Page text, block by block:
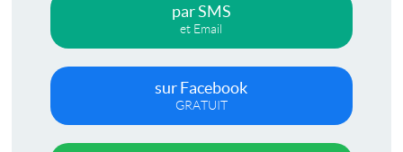
par SMS
et Email
sur Facebook
GRATUIT